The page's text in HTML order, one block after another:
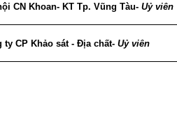
CN Khoan- KT Tp. Vũng Tàu-Uỷ viên
ty CP Khảo sát - Địa chất-Uỷ viên